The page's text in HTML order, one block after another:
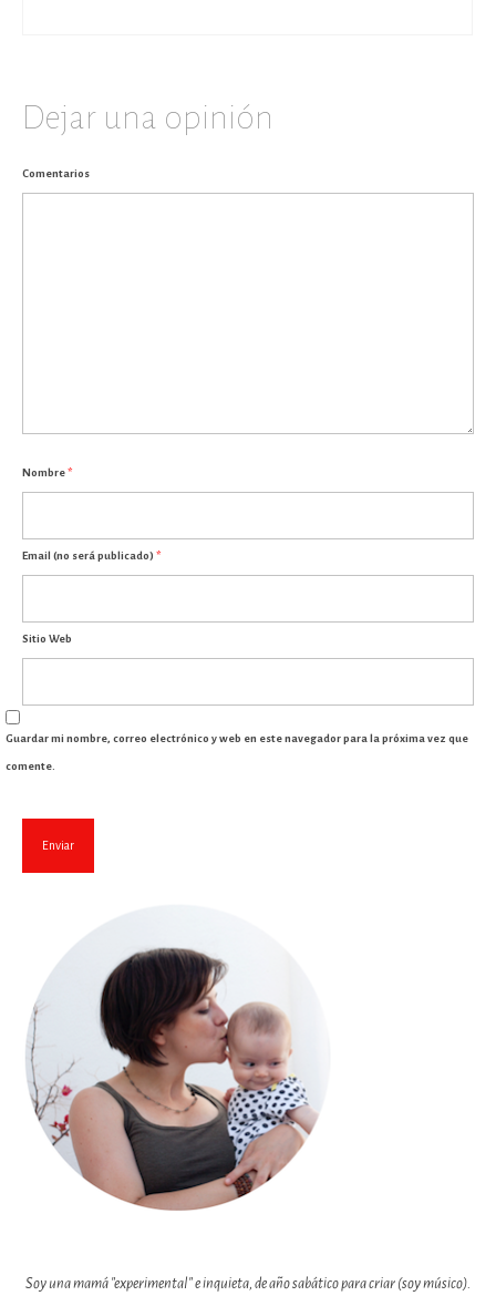
Dejar una opinión
Comentarios
Nombre*
Email (no será publicado) *
Sitio Web
Guardar mi nombre, correo electrónico y web en este navegador para la próxima vez que
comente.
Soy una mamá "experimental" e inquieta, de año sabático para criar (soy músico).